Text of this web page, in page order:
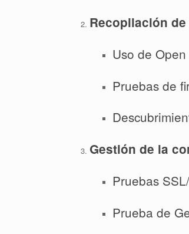
Recopilación
Uso de
Pruebas de
Gestión de la
Pruebas
Prueba de